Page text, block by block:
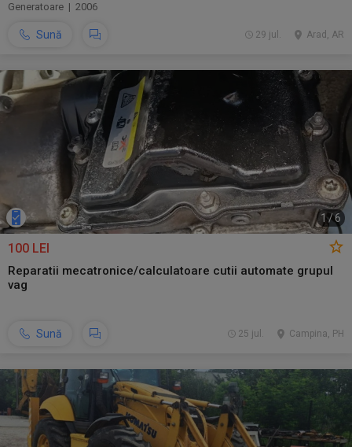
Generatoare | 2006
Sună Arad, AR
29 jul.
1/6
100 LEI
Reparatii mecatronice/calculatoare cutii automate grupul
vag
Sună Campina, PH
25 jul.